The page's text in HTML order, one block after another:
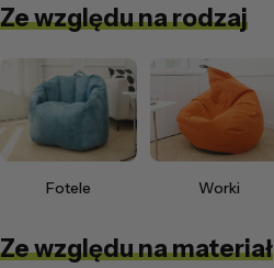
Ze względu na rodzaj
Fotele Worki
Ze względu na materiał